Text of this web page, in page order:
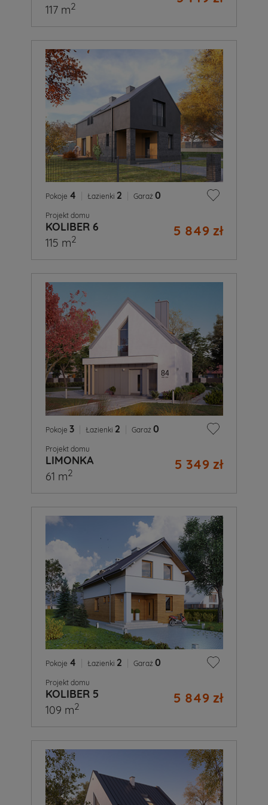
117 m2
Pokoje 4 Łazienki 2 Garaż 0
Projekt domu
KOLIBER 6 5 849 zł
115 m2
Pokoje 3 Łazienki 2 Garaż 0
Projekt domu
LIMONKA 5 349 zł
61 m2
Pokoje 4 Łazienki 2 Garaż 0
Projekt domu
KOLIBER 5 5 849 zł
109 m2